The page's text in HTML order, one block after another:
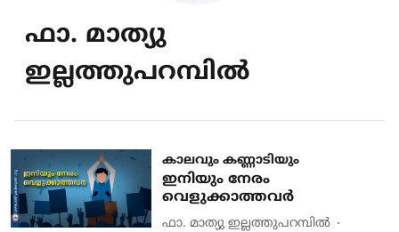
ഫാ. മാത്യു
ഇല്ലത്തുപറമ്പില്‍
കാലവും കണ്ണാടിയും
ഇനിയും നേരം
വെളുക്കാത്തവര്‍
ഫാ. മാത്യു ഇല്ലത്തുപറമ്പില്‍